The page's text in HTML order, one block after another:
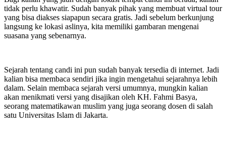
tidak perlu khawatir. Sudah banyak pihak yang membuat virtual tour
yang bisa diakses siapapun secara gratis. Jadi sebelum berkunjung
langsung ke lokasi aslinya, kita memiliki gambaran mengenai
suasana yang sebenarnya.
Sejarah tentang candi ini pun sudah banyak tersedia di internet. Jadi
kalian bisa membaca sendiri jika ingin mengetahui sejarahnya lebih
dalam. Selain membaca sejarah versi umumnya, mungkin kalian
akan menikmati versi yang disajikan oleh KH. Fahmi Basya,
seorang matematikawan muslim yang juga seorang dosen di salah
satu Universitas Islam di Jakarta.